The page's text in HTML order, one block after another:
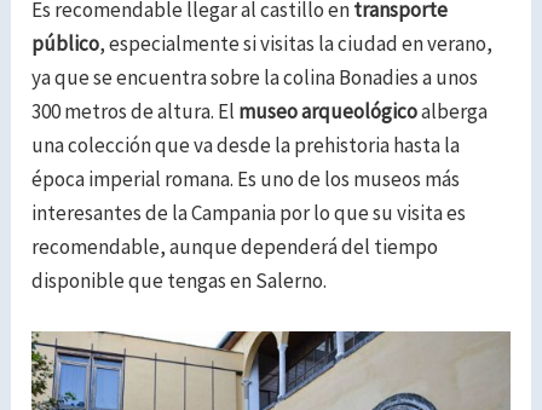
Es recomendable llegar al castillo entransporte
público, especialmente si visitas la ciudad en verano,
ya que se encuentra sobre la colina Bonadies a unos
300 metros de altura. El museo arqueológicoalberga
una colección que va desde la prehistoria hasta la
época imperial romana. Es uno de los museos más
interesantes de la Campania por lo que su visita es
recomendable, aunque dependerá del tiempo
disponible que tengas en Salerno.